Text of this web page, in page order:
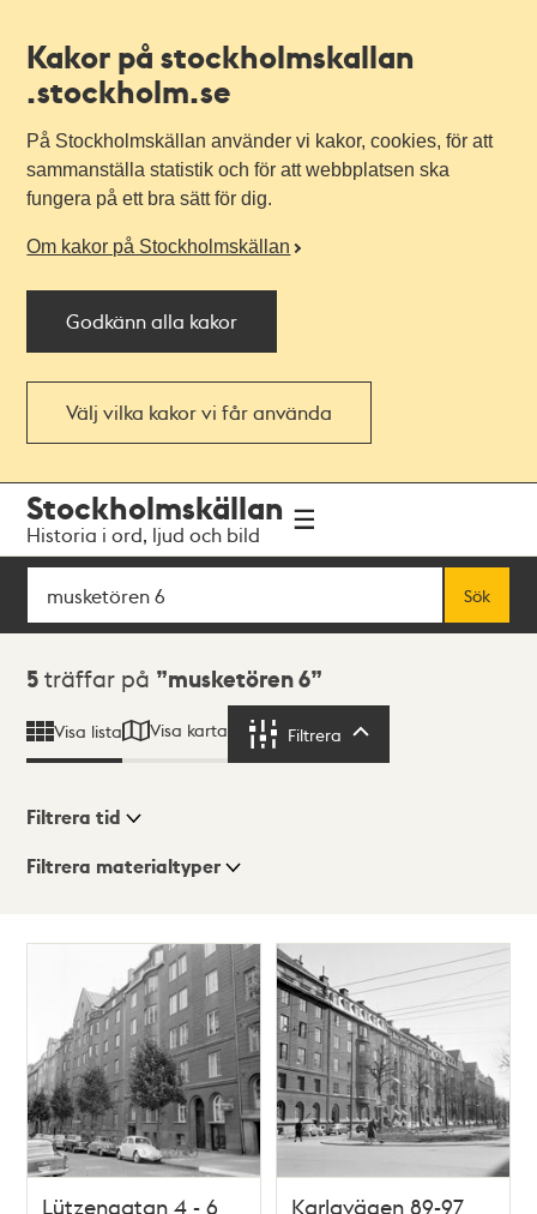
Kakor på stockholmskallan
.stockholm.se
På Stockholmskällan använder vi kakor, cookies, för att
sammanställa statistik och för att webbplatsen ska
fungera på ett bra sätt för dig.
Om kakor på Stockholmskällan
Godkänn alla kakor
Välj vilka kakor vi får använda
navigationen
huvudinnehållet
Stockholmskällan
Historia i ord, ljud och bild
Sök
Sök
Sökresultat
5 träffar på musketören 6
Visa lista Visa karta Filtrera
Visningsläge
Filtrera tid
Filtrera materialtyper
Lützengatan 4 - 6
Karlavägen 89-97